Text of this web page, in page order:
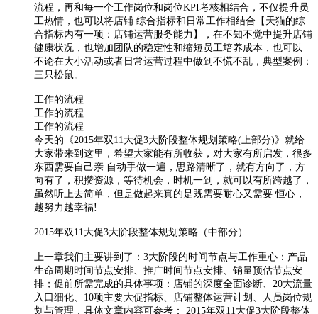
流程，再和每一个工作岗位和岗位KPI考核相结合，不仅提升员
工热情，也可以将店铺 综合指标和日常工作相结合【天猫的综
合指标内有一项：店铺运营服务能力】，在不知不觉中提升店铺
健康状况，也增加团队的稳定性和缩短员工培养成本，也可以
不论在大小活动或者日常运营过程中做到不慌不乱，典型案例：
三只松鼠。
工作的流程
工作的流程
工作的流程
今天的《2015年双11大促3大阶段整体规划策略(上部分)》就给
大家带来到这里，希望大家能有所收获，对大家有所启发，很多
东西需要自己亲 自动手做一遍，思路清晰了，就有方向了，方
向有了，积攒资源，等待机会，时机一到，就可以有所跨越了，
虽然听上去简单，但是做起来真的是既需要耐心又需要 恒心，
越努力越幸福!
2015年双11大促3大阶段整体规划策略（中部分）
上一章我们主要讲到了：3大阶段的时间节点与工作重心：产品
生命周期时间节点安排、推广时间节点安排、销量预估节点安
排；促前所需完成的具体事项：店铺的深度全面诊断、20大流量
入口细化、10项主要大促指标、店铺整体运营计划、人员岗位规
划与管理，具体文章内容可参考： 2015年双11大促3大阶段整体